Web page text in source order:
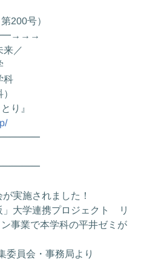
200号）
／
科
り』
実施されました！
」大学連携プロジェクト リ
事業で本学科の平井ゼミが
員会・事務局より